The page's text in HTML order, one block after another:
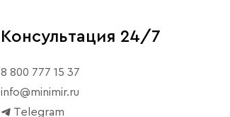
Консультация 24/7
8 800 777 15 37
info@minimir.ru
Telegram